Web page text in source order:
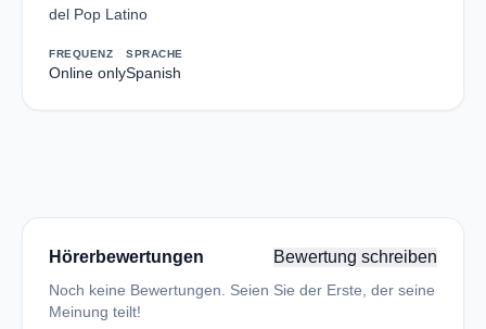
del Pop Latino
FREQUENZ
Online only
SPRACHE
Spanish
Hörerbewertungen Bewertung schreiben
Noch keine Bewertungen. Seien Sie der Erste, der seine
Meinung teilt!